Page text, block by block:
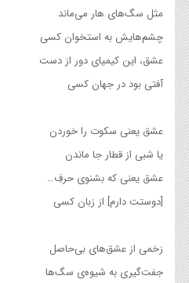
مثل سگ‌های هار می‌ماند
چشم‌هایش به استخوان کسی
عشق، این کیمیای دور از دست
آفتی بود در جهان کسی
عشق یعنی سکوت را خوردن
یا شبی از قطار جا ماندن
عشق یعنی که بشنوی حرفِ…
[دوستت دارم] از زبان کسی
زخمی از عشق‌های بی‌حاصل
جفت‌گیری به شیوه‌ی سگ‌ها